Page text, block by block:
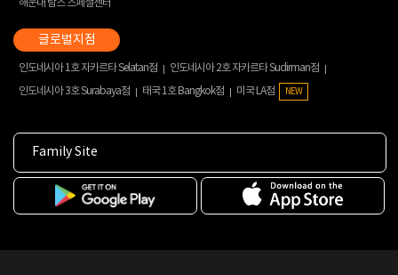
해운대 람스 스페셜센터
인도네시아 1호 자카르타 Selatan점
인도네시아 2호 자카르타 Sudirman점
인도네시아 3호 Surabaya점
태국 1호 Bangkok점 미국 LA점 NEW
Family Site